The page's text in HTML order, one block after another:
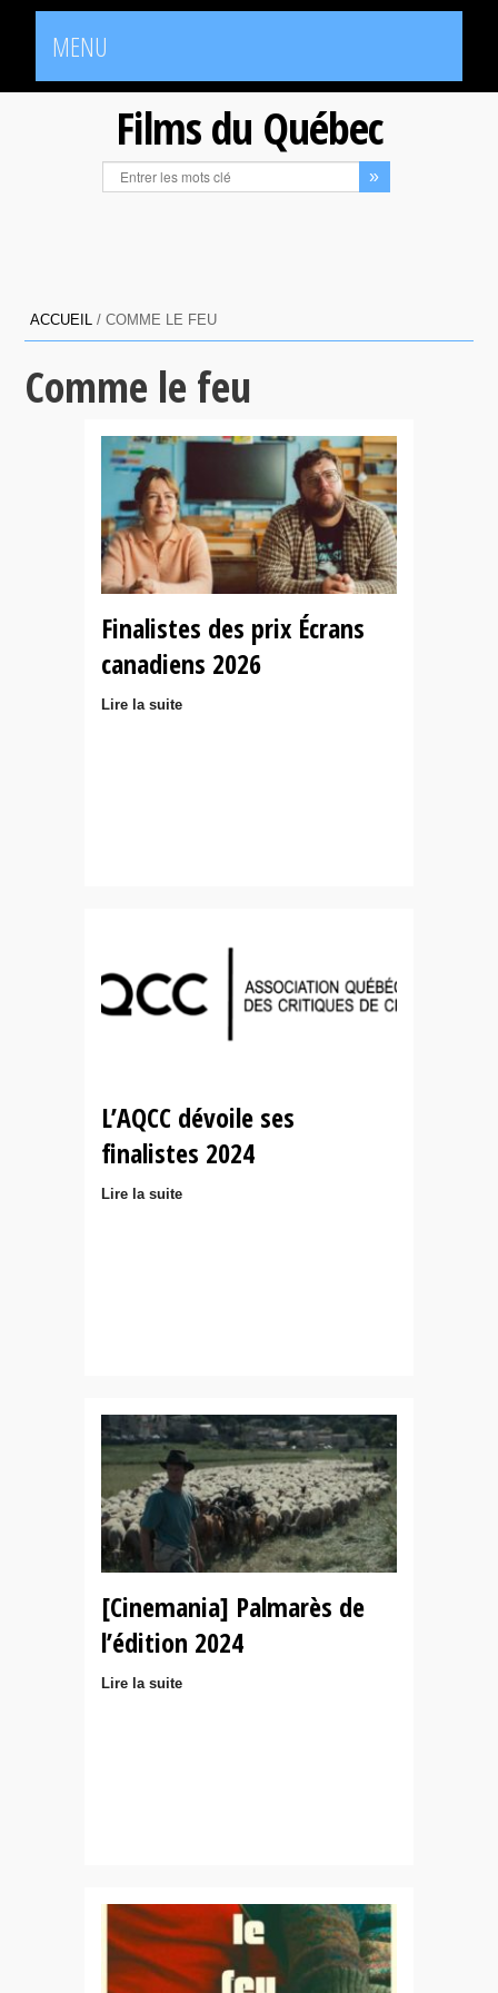
MENU
Films du Québec
ACCUEIL /COMME LE FEU
Comme le feu
Finalistes des prix Écrans
canadiens 2026
Lire la suite
L’AQCC dévoile ses
finalistes 2024
Lire la suite
[Cinemania] Palmarès de
l’édition 2024
Lire la suite